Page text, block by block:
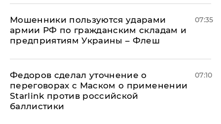
Мошенники пользуются ударами
армии РФ по гражданским складам и
предприятиям Украины – Флеш
07:35
Федоров сделал уточнение о
переговорах с Маском о применении
Starlink против российской
баллистики
07:10